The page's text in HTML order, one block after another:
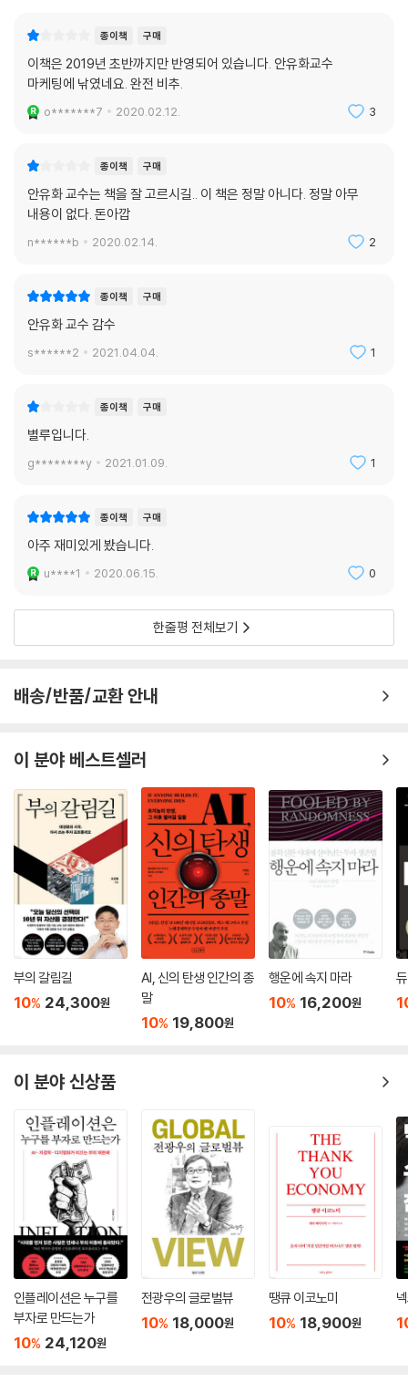
종이책 구매
이책은 2019년 초반까지만 반영되어 있습니다. 안유화교수
마케팅에 낚였네요. 완전 비추.
o*******7 2020.02.12. 3
종이책 구매
안유화 교수는 책을 잘 고르시길.. 이 책은 정말 아니다. 정말 아무
내용이 없다. 돈아깝
n******b 2020.02.14. 2
종이책 구매
안유화 교수 감수
s******2 2021.04.04. 1
종이책 구매
별루입니다.
g********y 2021.01.09. 1
종이책 구매
아주 재미있게 봤습니다.
u****1 2020.06.15. 0
한줄평 전체보기
배송/반품/교환 안내
이 분야 베스트셀러
부의 갈림길
10% 24,300원
AI, 신의 탄생 인간의 종
말
10% 19,800원
행운에 속지 마라
10% 16,200원
이 분야 신상품
인플레이션은 누구를
부자로 만드는가
10% 24,120원
전광우의 글로벌뷰
10% 18,000원
땡큐 이코노미
10% 18,900원